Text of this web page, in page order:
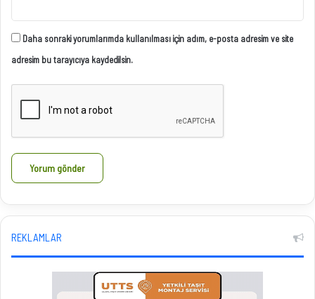
Daha sonraki yorumlarımda kullanılması için adım, e-posta adresim ve site
adresim bu tarayıcıya kaydedilsin.
REKLAMLAR